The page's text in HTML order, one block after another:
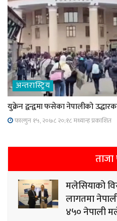
अन्तरास्ट्रिय
युक्रेन द्वन्द्वमा फसेका नेपालीकाे
फाल्गुन १५, २०७८ २०;१८ मध्यान्ह प्रकाशित
ताजा
मलेसियाको
लागतमा
४५० नेपाली